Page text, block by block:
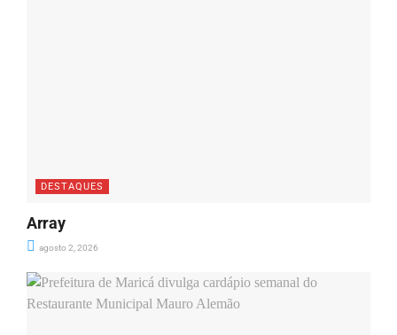
DESTAQUES
Array
agosto 2, 2026